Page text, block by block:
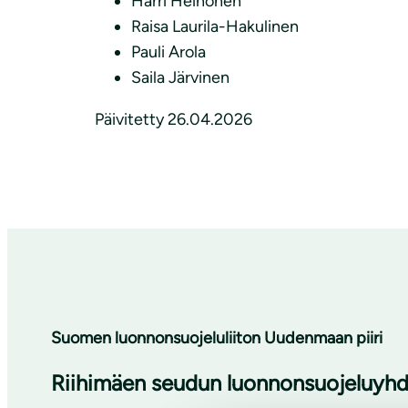
Raisa Laurila-Hakulinen
Pauli Arola
Saila Järvinen
Päivitetty 26.04.2026
Suomen luonnonsuojeluliiton Uudenmaan piiri
Riihimäen seudun